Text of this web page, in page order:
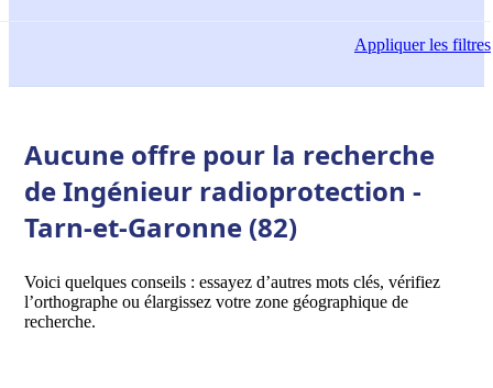
Appliquerles filtres
Aucune offre pour la recherche
de Ingénieur radioprotection -
Tarn-et-Garonne (82)
Voici quelques conseils : essayez d’autres mots clés, vérifiez
l’orthographe ou élargissez votre zone géographique de
recherche.